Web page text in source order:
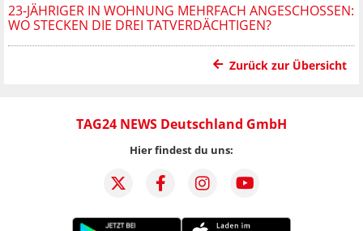
23-JÄHRIGER IN WOHNUNG MEHRFACH ANGESCHOSSEN:
WO STECKEN DIE DREI TATVERDÄCHTIGEN?
Zurück zur Übersicht
TAG24 NEWS Deutschland GmbH
Hier findest du uns: